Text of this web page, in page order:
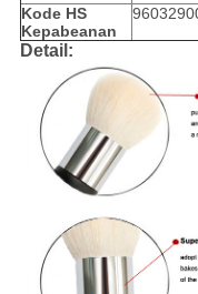
Kode HS
Kepabeanan
Detail: